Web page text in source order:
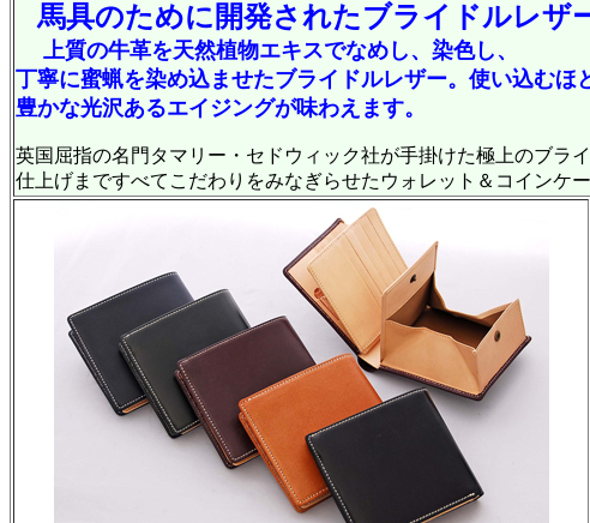
馬具のために開発されたブライドルレザ
上質の牛革を天然植物エキスでなめし、染色し、
丁寧に蜜蝋を染め込ませたブライドルレザー。使い込むほ
豊かな光沢あるエイジングが味わえます。
英国屈指の名門タマリー・セドウィック社が手掛けた極上のブラ
仕上げまですべてこだわりをみなぎらせたウォレット＆コインケー